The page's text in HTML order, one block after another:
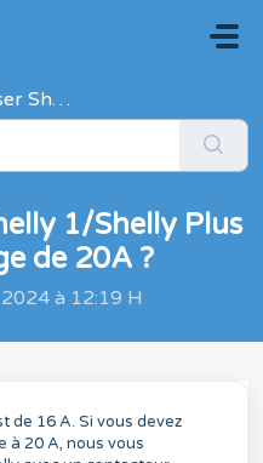
une charge d...
1/Shelly Plus
de 20A ?
à 12:19 H
de 16 A. Si vous devez
à 20 A, nous vous